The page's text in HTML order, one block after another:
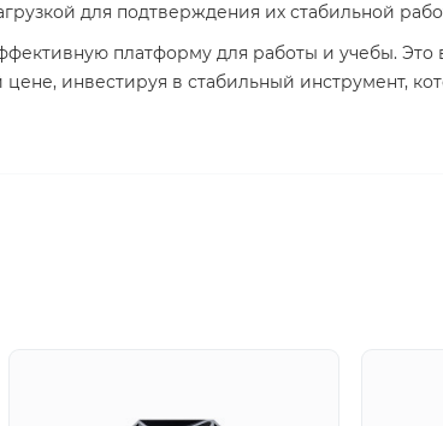
для подтверждения их стабильной
платформу для работы и учебы. Это
инвестируя в стабильный инструмент,